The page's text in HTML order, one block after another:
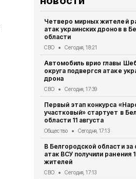
Четверо мирных жителей
атак украинских дронов в
области
СВО Сегодня, 18:21
Автомобиль врио главы
округа подвергся атаке
дрона
СВО Сегодня, 17:39
Первый этап конкурса
участковый» стартует в
области 11 августа
Общество Сегодня, 17:13
В Белгородской области за
атак ВСУ получили ранения
жителей
СВО Сегодня, 17:13